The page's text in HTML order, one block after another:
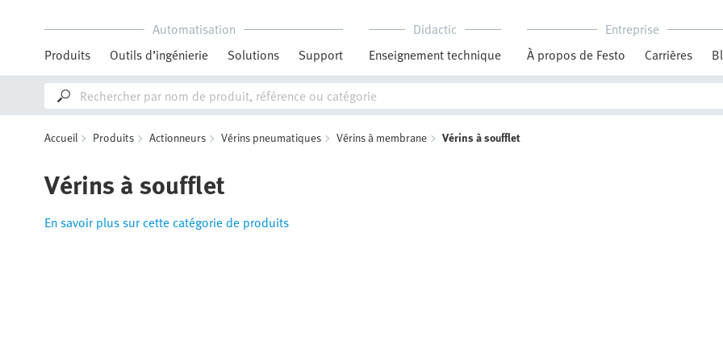
Automatisation
Produits
Outils d’ingénierie Solutions Support
Didactic
Enseignement technique
Entreprise
À propos de Festo
Carrières
Accueil Produits Actionneurs Vérins pneumatiques Vérins à membrane Vérins à soufflet
Vérins à soufflet
En savoir plus sur cette catégorie de produits